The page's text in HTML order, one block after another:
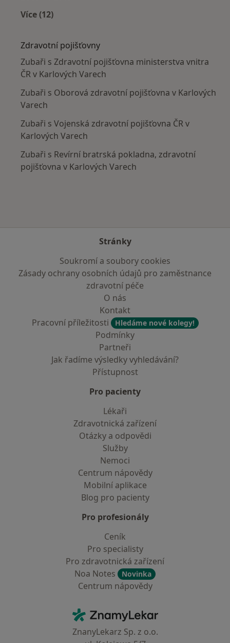
Více (12)
Zdravotní pojišťovny
Zubaři s Zdravotní pojišťovna ministerstva vnitra
ČR v Karlových Varech
Zubaři s Oborová zdravotní pojišťovna v Karlových
Varech
Zubaři s Vojenská zdravotní pojišťovna ČR v
Karlových Varech
Zubaři s Revírní bratrská pokladna, zdravotní
pojišťovna v Karlových Varech
Stránky
Soukromí a soubory cookies
Zásady ochrany osobních údajů pro zaměstnance
zdravotní péče
O nás
Kontakt
Pracovní příležitosti
Hledáme nové kolegy!
Podmínky
Partneři
Jak řadíme výsledky vyhledávání?
Přístupnost
Pro pacienty
Lékaři
Zdravotnická zařízení
Otázky a odpovědi
Služby
Nemoci
Centrum nápovědy
Mobilní aplikace
Blog pro pacienty
Pro profesionály
Ceník
Pro specialisty
Pro zdravotnická zařízení
Noa Notes
Novinka
Centrum nápovědy
ZnamyLekar - Hlavní stránka
ZnanyLekarz Sp. z o.o.